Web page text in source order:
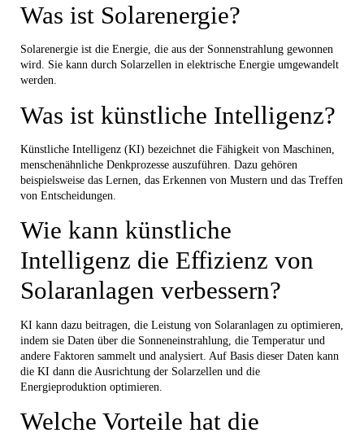
Was ist Solarenergie?
Solarenergie ist die Energie, die aus der Sonnenstrahlung gewonnen
wird. Sie kann durch Solarzellen in elektrische Energie umgewandelt
werden.
Was ist künstliche Intelligenz?
Künstliche Intelligenz (KI) bezeichnet die Fähigkeit von Maschinen,
menschenähnliche Denkprozesse auszuführen. Dazu gehören
beispielsweise das Lernen, das Erkennen von Mustern und das Treffen
von Entscheidungen.
Wie kann künstliche
Intelligenz die Effizienz von
Solaranlagen verbessern?
KI kann dazu beitragen, die Leistung von Solaranlagen zu optimieren,
indem sie Daten über die Sonneneinstrahlung, die Temperatur und
andere Faktoren sammelt und analysiert. Auf Basis dieser Daten kann
die KI dann die Ausrichtung der Solarzellen und die
Energieproduktion optimieren.
Welche Vorteile hat die